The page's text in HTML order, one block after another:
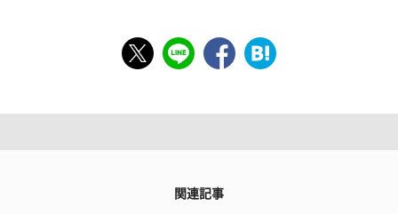
関連記事